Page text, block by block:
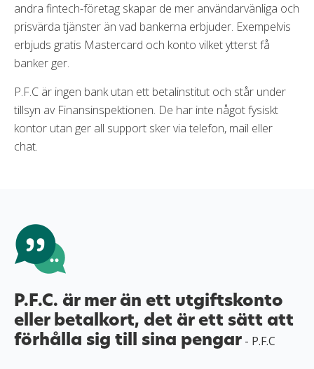
andra fintech-företag skapar de mer användarvänliga och
prisvärda tjänster än vad bankerna erbjuder. Exempelvis
erbjuds gratis Mastercard och konto vilket ytterst få
banker ger.
P.F.C är ingen bank utan ett betalinstitut och står under
tillsyn av Finansinspektionen. De har inte något fysiskt
kontor utan ger all support sker via telefon, mail eller
chat.
P.F.C. är mer än ett utgiftskonto
eller betalkort, det är ett sätt att
förhålla sig till sina pengar - P.F.C